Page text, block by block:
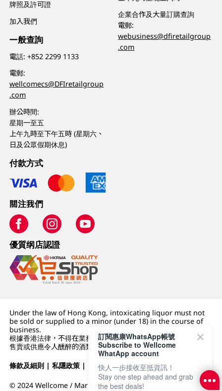
牌照及許可證
加入我們
一般查詢
電話:+852 2299 1133
電郵:
wellcomecs@DFIretailgroup
.com
辦公時間:
星期一至五
上午九時至下午五時 (星期六、
日及公眾假期休息)
企業合作及大量訂購查詢
電郵:
webusiness@dfiretailgroup
.com
付款方式
關注我們
優質纲店認證
Under the law of Hong Kong, intoxicating liquor must not
be sold or supplied to a minor (under 18) in the course of
business.
根據香港法律，不得在業務過程中，向未成年人 (18 歲以下人士)
售賣或供應令人醺醉的酒類。
條款及細則 |私隱政策 | DFI零售集團
© 2024 Wellcome / Market Place. The Dairy Farm Company
訂閱惠康WhatsApp帳號
Subscribe to Wellcome
WhatApp account
快人一步接收至抵資訊！
Stay one step ahead and grab
the best deals!